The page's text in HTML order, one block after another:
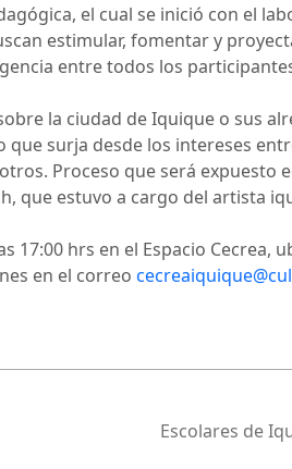
el cual se inició con el
estimular, fomentar y
entre todos los
la ciudad de Iquique o sus
surja desde los intereses
Proceso que será expuesto
que estuvo a cargo del artista
hrs en el Espacio Cecrea,
en el correo
Escolares de